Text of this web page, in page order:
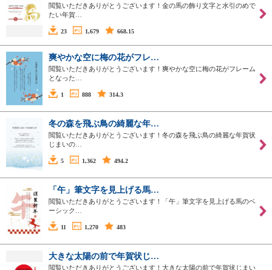
閲覧いただきありがとうございます！金の馬の飾り文字と水引のめで
たい年賀…
23 1,679 668.15
爽やかな空に梅の花がフレ…
閲覧いただきありがとうございます！爽やかな空に梅の花がフレーム
となった…
1 888 314.3
冬の森を飛ぶ鳥の綺麗な年…
閲覧いただきありがとうございます！冬の森を飛ぶ鳥の綺麗な年賀状
じまいの…
5 1,362 494.2
「午」筆文字を見上げる馬…
閲覧いただきありがとうございます！「午」筆文字を見上げる馬のベ
ーシック…
11 1,270 483
大きな太陽の前で年賀状じ…
閲覧いただきありがとうございます！大きな太陽の前で年賀状じまい